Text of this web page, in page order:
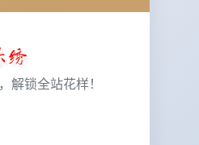
，解锁全站花样！